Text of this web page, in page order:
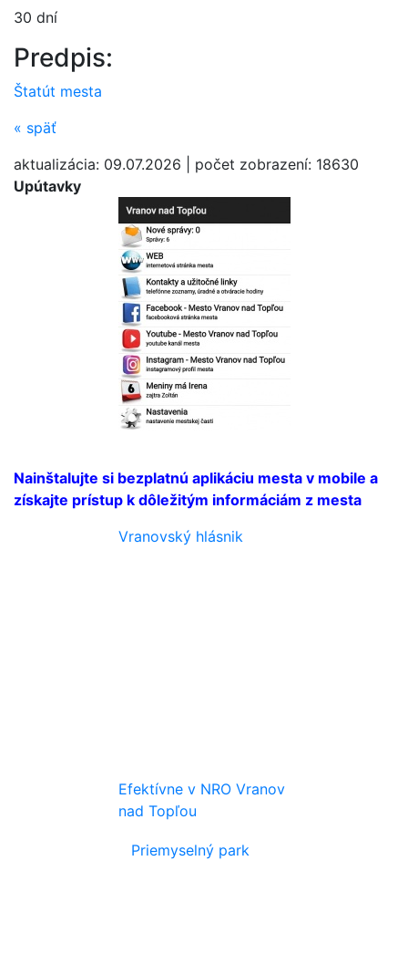
Upútavky
Bezplatná aplikácia
mesta
Nainštalujte si bezplatnú aplikáciu mesta v mobile a
získajte prístup k dôležitým informáciám z mesta
Vranovský hlásnik
Efektívne v NRO Vranov
nad Topľou
Priemyselný park
30 dní
Predpis:
Štatút mesta
« späť
aktualizácia: 09.07.2026 | počet zobrazení: 18630